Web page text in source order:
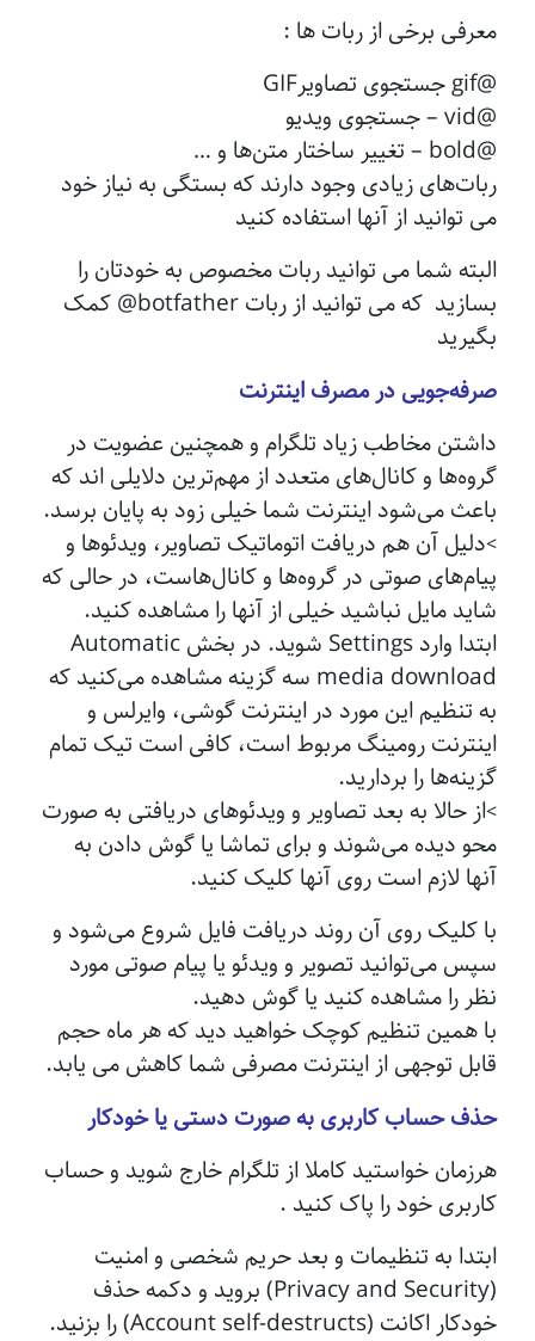
معرفی برخی از ربات ها :
ربات‌های زیادی وجود دارند که بستگی به نیاز خود
می توانید از آنها استفاده کنید
البته شما می توانید ربات مخصوص به خودتان را
بسازید که می توانید از ربات botfather@ کمک
بگیرید
صرفه‌جویی در مصرف اینترنت
داشتن مخاطب زیاد تلگرام و همچنین عضویت در
گروه‌ها و کانال‌های متعدد از مهم‌ترین دلایلی اند که
باعث می‌شود اینترنت شما خیلی زود به پایان برسد.
دلیل آن هم دریافت اتوماتیک تصاویر، ویدئوها و
پیام‌های صوتی در گروه‌ها و کانال‌هاست، در حالی که
شاید مایل نباشید خیلی از آنها را مشاهده کنید.
ابتدا وارد Settings شوید. در بخش Automatic
media download سه گزینه مشاهده می‌کنید که
به تنظیم این مورد در اینترنت گوشی، وایرلس و
اینترنت رومینگ مربوط است، کافی است تیک تمام
گزینه‌ها را بردارید.
از حالا به بعد تصاویر و ویدئوهای دریافتی به صورت
محو دیده می‌شوند و برای تماشا یا گوش دادن به
آنها لازم است روی آنها کلیک کنید.
با کلیک روی آن روند دریافت فایل شروع می‌شود و
سپس می‌توانید تصویر و ویدئو یا پیام صوتی مورد
نظر را مشاهده کنید یا گوش دهید.
با همین تنظیم کوچک خواهید دید که هر ماه حجم
قابل توجهی از اینترنت مصرفی شما کاهش می یابد.
حذف حساب کاربری به صورت دستی یا خودکار
هرزمان خواستید کاملا از تلگرام خارج شوید و حساب
کاربری خود را پاک کنید .
ابتدا به تنظیمات و بعد حریم شخصی و امنیت
(Privacy and Security) بروید و دکمه حذف
خودکار اکانت (Account self-destructs) را بزنید.